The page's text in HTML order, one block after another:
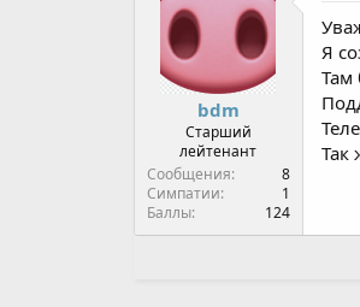
а
л
а
bdm
Старший
лейтенант
Сообщения
8
Симпатии
1
Баллы
124
Я
Там
Так